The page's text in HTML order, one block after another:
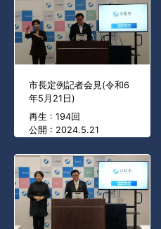
市長定例記者会見(令和6
年5月21日)
再生 : 194回
公開 : 2024.5.21